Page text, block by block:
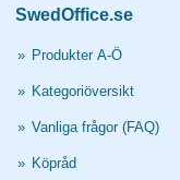
SwedOffice.se
» Produkter A-Ö
» Kategoriöversikt
» Vanliga frågor (FAQ)
» Köpråd